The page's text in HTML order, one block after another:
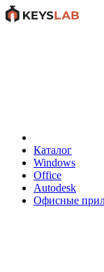
Каталог
Windows
Office
Autodesk
Офисные